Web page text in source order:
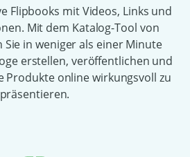
Flipbooks mit Videos, Links und
Mit dem Katalog-Tool von
in weniger als einer Minute
erstellen, veröffentlichen und
Produkte online wirkungsvoll zu
präsentieren.